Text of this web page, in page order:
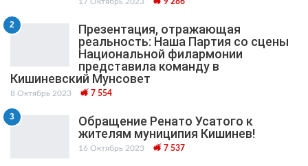
2
Презентация, отражающая
реальность: Наша Партия со сцены
Национальной филармонии
представила команду в
Кишиневский Мунсовет
8 Октябрь 2023 7 554
3
Обращение Ренато Усатого к
жителям муниципия Кишинев!
16 Октябрь 2023 7 537